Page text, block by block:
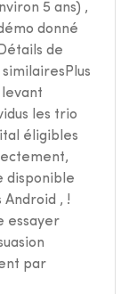
⁦⁦⁦⁦⁦⁦5⁩⁩⁩⁩⁩⁩ ans) ,
donné
de
les trio
éligibles
disponible
, !
essayer
par